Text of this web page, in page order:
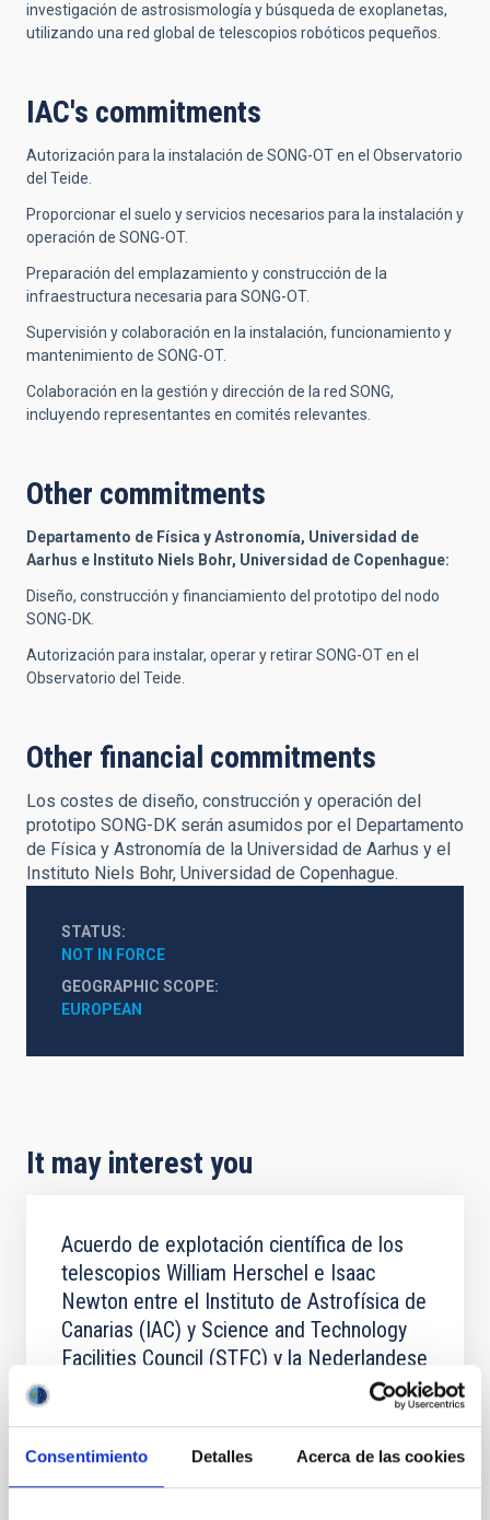
Consentimiento Detalles Acerca de las cookies
investigación de astrosismología y búsqueda de exoplanetas,
utilizando una red global de telescopios robóticos pequeños.
IAC's commitments
Autorización para la instalación de SONG-OT en el Observatorio
del Teide.
Proporcionar el suelo y servicios necesarios para la instalación y
operación de SONG-OT.
Preparación del emplazamiento y construcción de la
infraestructura necesaria para SONG-OT.
Supervisión y colaboración en la instalación, funcionamiento y
mantenimiento de SONG-OT.
Colaboración en la gestión y dirección de la red SONG,
incluyendo representantes en comités relevantes.
Other commitments
Departamento de Física y Astronomía, Universidad de
Aarhus e Instituto Niels Bohr, Universidad de Copenhague:
Diseño, construcción y financiamiento del prototipo del nodo
SONG-DK.
Autorización para instalar, operar y retirar SONG-OT en el
Observatorio del Teide.
Other financial commitments
Los costes de diseño, construcción y operación del
prototipo SONG-DK serán asumidos por el Departamento
de Física y Astronomía de la Universidad de Aarhus y el
Instituto Niels Bohr, Universidad de Copenhague.
STATUS
NOT IN FORCE
GEOGRAPHIC SCOPE
EUROPEAN
It may interest you
Acuerdo de explotación científica de los
telescopios William Herschel e Isaac
Newton entre el Instituto de Astrofísica de
Canarias (IAC) y Science and Technology
Facilities Council (STFC) y la Nederlandese
In force